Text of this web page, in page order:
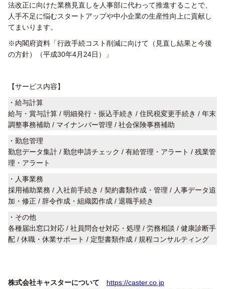
法改正に向けた業務見直しを人事部に代わって推進することで、
人手不足に悩むスタートアップや中小企業の生産性向上に貢献し
てまいります。
※内閣府資料「行政手続コスト削減に向けて（見直し結果と今後
の方針）（平成30年4月24日）」
【サービス内容】
・給与計算
給与・賞与計算 / 明細発行・振込手続き / 住民税変更手続き / 年末
調整事務補助 / マイナンバー管理 / 社会保険事務補助
・勤怠管理
勤怠データ集計 / 勤怠申請チェック / 有給管理・アラート / 残業管
理・アラート
・人事業務
採用補助業務 / 入社前手続き / 契約書類作成・管理 / 人事データ追
加・修正 / 辞令作成・組織図作成 / 退職手続き
・その他
各種届出窓口対応 / 社員問合せ対応・処理 / 労務相談 / 健康診断手
配 / 休職・休業サポート / 定型書類作成 / 規程コンサルティング
株式会社キャスターについて
https://caster.co.jp